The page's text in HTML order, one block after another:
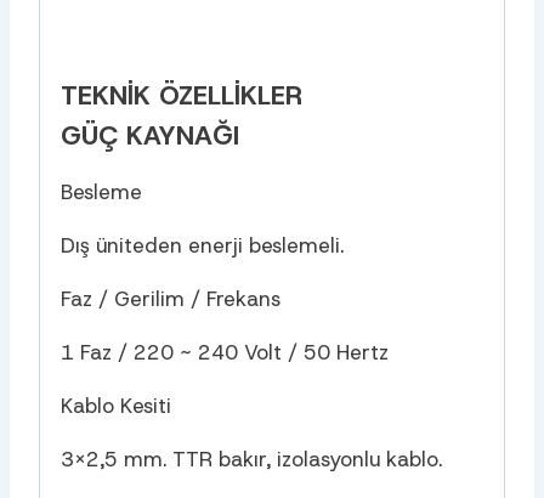
TEKNIK ÖZELLIKLER
GÜÇ KAYNAĞI
Besleme
Dış üniteden enerji beslemeli.
Faz / Gerilim / Frekans
1 Faz / 220 ~ 240 Volt / 50 Hertz
Kablo Kesiti
3×2,5 mm. TTR bakır, izolasyonlu kablo.